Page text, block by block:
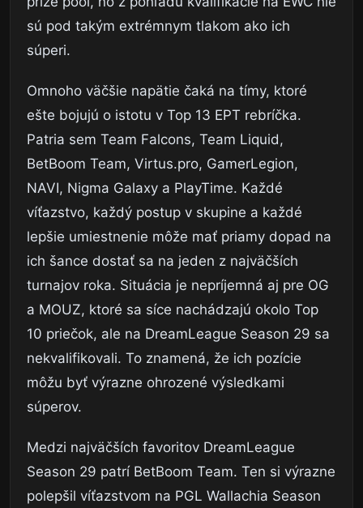
sú pod takým extrémnym tlakom ako ich
súperi.
Omnoho väčšie napätie čaká na tímy, ktoré
ešte bojujú o istotu v Top 13 EPT rebríčka.
Patria sem Team Falcons, Team Liquid,
BetBoom Team, Virtus.pro, GamerLegion,
NAVI, Nigma Galaxy a PlayTime. Každé
víťazstvo, každý postup v skupine a každé
lepšie umiestnenie môže mať priamy dopad na
ich šance dostať sa na jeden z najväčších
turnajov roka. Situácia je nepríjemná aj pre OG
a MOUZ, ktoré sa síce nachádzajú okolo Top
10 priečok, ale na DreamLeague Season 29 sa
nekvalifikovali. To znamená, že ich pozície
môžu byť výrazne ohrozené výsledkami
súperov.
Medzi najväčších favoritov DreamLeague
Season 29 patrí BetBoom Team. Ten si výrazne
polepšil víťazstvom na PGL Wallachia Season